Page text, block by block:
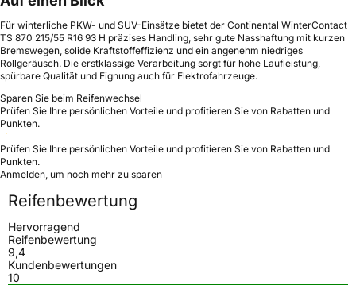
Für winterliche PKW- und SUV-Einsätze bietet der Continental WinterContact
TS 870 215/55 R16 93 H präzises Handling, sehr gute Nasshaftung mit kurzen
Bremswegen, solide Kraftstoffeffizienz und ein angenehm niedriges
Rollgeräusch. Die erstklassige Verarbeitung sorgt für hohe Laufleistung,
spürbare Qualität und Eignung auch für Elektrofahrzeuge.
Sparen Sie beim Reifenwechsel
Prüfen Sie Ihre persönlichen Vorteile und profitieren Sie von Rabatten und
Punkten.
Prüfen Sie Ihre persönlichen Vorteile und profitieren Sie von Rabatten und
Punkten.
Anmelden, um noch mehr zu sparen
Reifenbewertung
Hervorragend
Reifenbewertung
9,4
Kundenbewertungen
10